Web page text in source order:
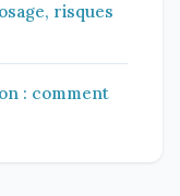
risques
: comment